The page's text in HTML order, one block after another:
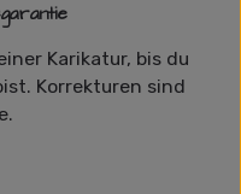
Karikatur, bis du
Korrekturen sind